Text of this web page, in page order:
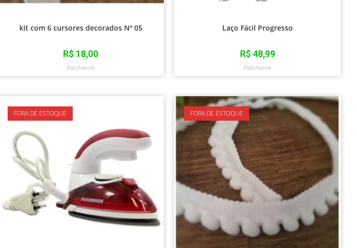
kit com 6 cursores decorados Nº 05
R$ 18,00
Patchwork
Laço Fácil Progresso
R$48,99
Patchwork
FORA DE ESTOQUE FORA DE ESTOQUE